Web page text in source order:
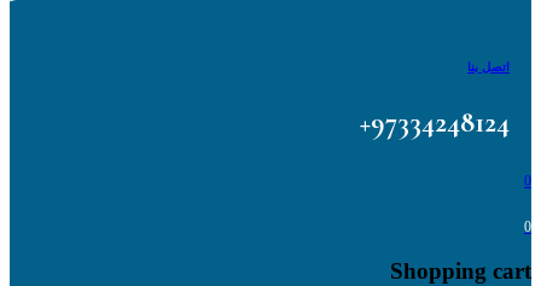
اتصل بنا
97334248124+
0
0
Shopping cart